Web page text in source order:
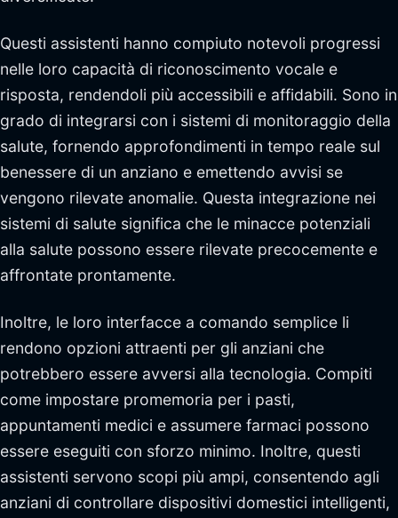
Questi assistenti hanno compiuto notevoli progressi
nelle loro capacità di riconoscimento vocale e
risposta, rendendoli più accessibili e affidabili. Sono in
grado di integrarsi con i sistemi di monitoraggio della
salute, fornendo approfondimenti in tempo reale sul
benessere di un anziano e emettendo avvisi se
vengono rilevate anomalie. Questa integrazione nei
sistemi di salute significa che le minacce potenziali
alla salute possono essere rilevate precocemente e
affrontate prontamente.
Inoltre, le loro interfacce a comando semplice li
rendono opzioni attraenti per gli anziani che
potrebbero essere avversi alla tecnologia. Compiti
come impostare promemoria per i pasti,
appuntamenti medici e assumere farmaci possono
essere eseguiti con sforzo minimo. Inoltre, questi
assistenti servono scopi più ampi, consentendo agli
anziani di controllare dispositivi domestici intelligenti,